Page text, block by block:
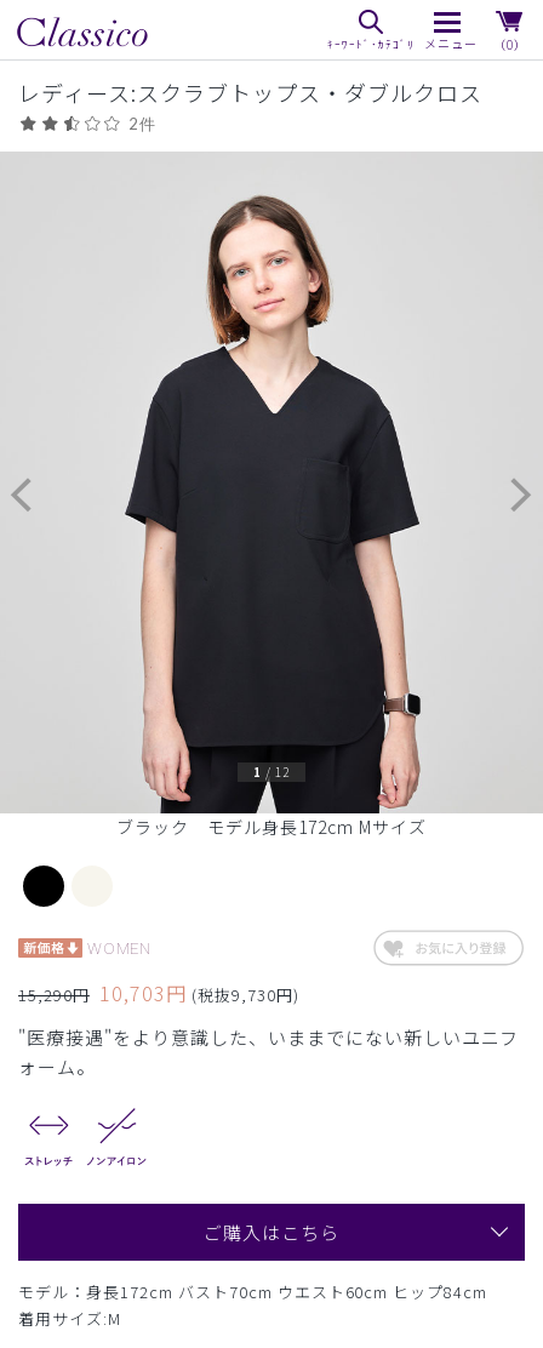
（0）
レディース:スクラブトップス・ダブルクロス
2件
ブラック モデル身長172cm Mサイズ
1 / 12
WOMEN
15,290円 10,703円 (税抜9,730円)
"医療接遇"をより意識した、いままでにない新しいユニフ
ォーム。
ご購入はこちら
モデル：身長172cm バスト70cm ウエスト60cm ヒップ84cm
着用サイズ:M